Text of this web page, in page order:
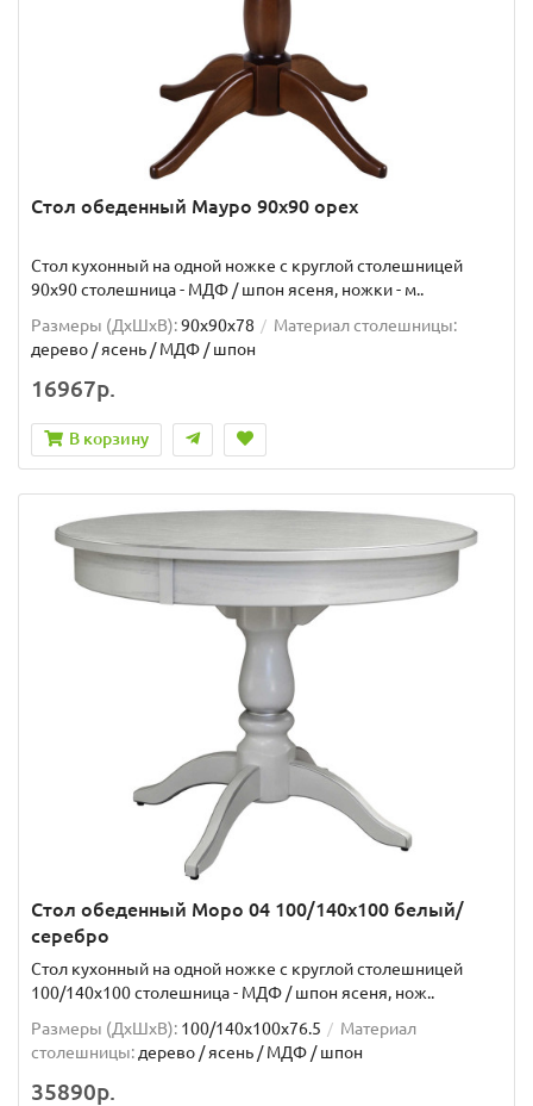
Стол обеденный Мауро 90х90 орех
Стол кухонный на одной ножке с круглой столешницей
90х90 столешница - МДФ / шпон ясеня, ножки - м..
Размеры (ДхШxВ):90х90х78
Материал столешницы:
дерево / ясень / МДФ / шпон
16967р.
В корзину
Стол обеденный Моро 04 100/140х100 белый/
серебро
Стол кухонный на одной ножке с круглой столешницей
100/140х100 столешница - МДФ / шпон ясеня, нож..
Размеры (ДхШxВ): 100/140х100х76.5
Материал
столешницы: дерево / ясень / МДФ / шпон
35890р.